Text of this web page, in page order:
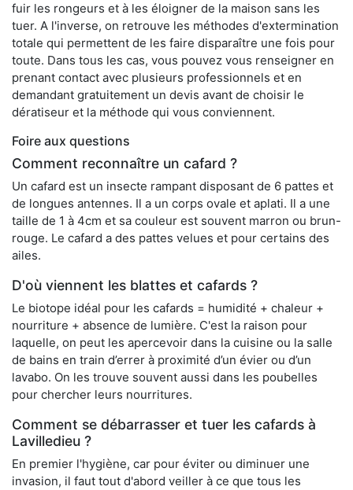
fuir les rongeurs et à les éloigner de la maison sans les
tuer. A l'inverse, on retrouve les méthodes d'extermination
totale qui permettent de les faire disparaître une fois pour
toute. Dans tous les cas, vous pouvez vous renseigner en
prenant contact avec plusieurs professionnels et en
demandant gratuitement un devis avant de choisir le
dératiseur et la méthode qui vous conviennent.
Foire aux questions
Comment reconnaître un cafard ?
Un cafard est un insecte rampant disposant de 6 pattes et
de longues antennes. Il a un corps ovale et aplati. Il a une
taille de 1 à 4cm et sa couleur est souvent marron ou brun-
rouge. Le cafard a des pattes velues et pour certains des
ailes.
D'où viennent les blattes et cafards ?
Le biotope idéal pour les cafards = humidité + chaleur +
nourriture + absence de lumière. C'est la raison pour
laquelle, on peut les apercevoir dans la cuisine ou la salle
de bains en train d’errer à proximité d’un évier ou d’un
lavabo. On les trouve souvent aussi dans les poubelles
pour chercher leurs nourritures.
Comment se débarrasser et tuer les cafards à
Lavilledieu ?
En premier l'hygiène, car pour éviter ou diminuer une
invasion, il faut tout d'abord veiller à ce que tous les